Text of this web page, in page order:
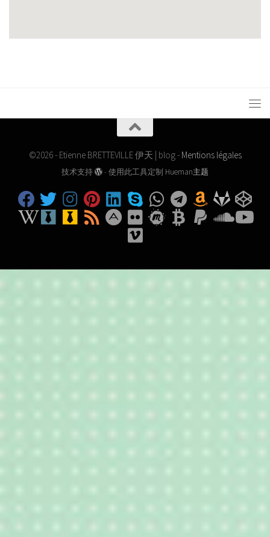
©2026 - Etienne BRETTEVILLE 伊天 | blog - Mentions légales
技术支持 - 使用此工具定制 Hueman主题